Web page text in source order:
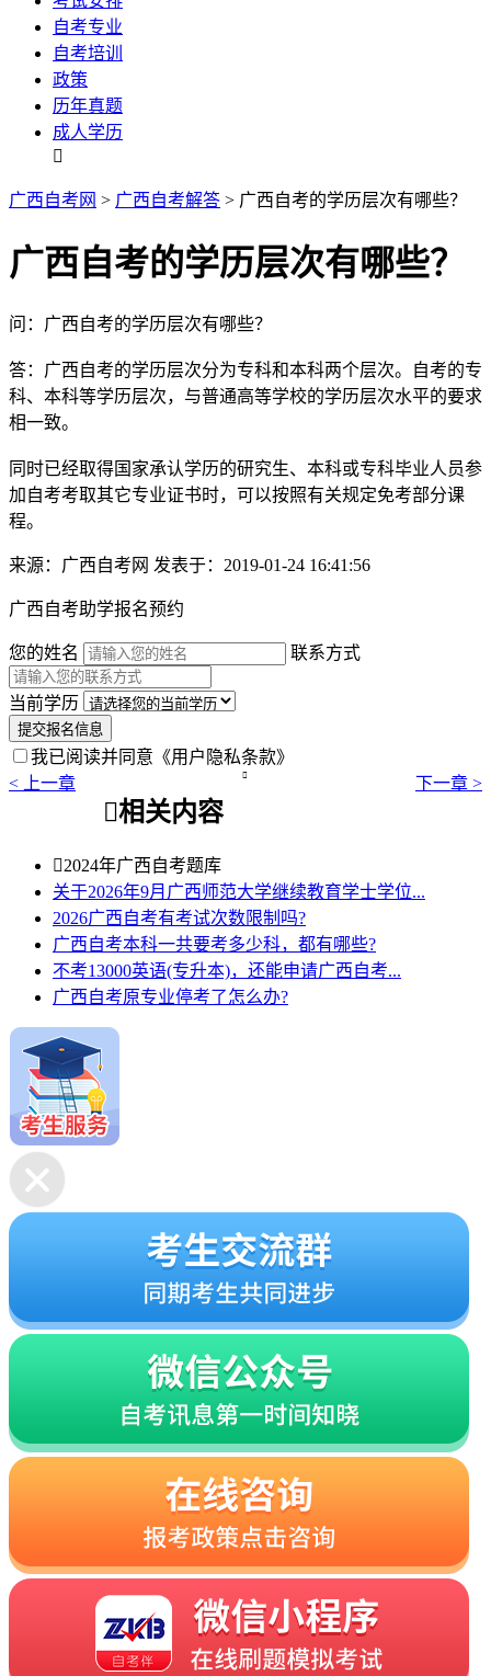
自考专业
自考培训
政策
历年真题
成人学历

广西自考网 > 广西自考解答 > 广西自考的学历层次有哪些？
广西自考的学历层次有哪些？
问：广西自考的学历层次有哪些？
答：广西自考的学历层次分为专科和本科两个层次。自考的专
科、本科等学历层次，与普通高等学校的学历层次水平的要求
相一致。
同时已经取得国家承认学历的研究生、本科或专科毕业人员参
加自考考取其它专业证书时，可以按照有关规定免考部分课
程。
来源：广西自考网 发表于：2019-01-24 16:41:56
广西自考助学报名预约
您的姓名 联系方式
当前学历
提交报名信息
我已阅读并同意 《用户隐私条款》
< 上一章
 下一章 >
相关内容
2024年广西自考题库
关于2026年9月广西师范大学继续教育学士学位...
2026广西自考有考试次数限制吗?
广西自考本科一共要考多少科，都有哪些?
不考13000英语(专升本)，还能申请广西自考...
广西自考原专业停考了怎么办?